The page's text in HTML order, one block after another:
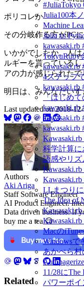
Julia100本
Machine
Julia vs
kawasaki.rb
TokyuRuby
4ステップ
「はじめ
科学計算に
語感やリ
LLまつり
The Idea of
Macの
Windowsで
あかぺら村
11/28にThe
パワーポ
ポリコレか
その分岐作る方がPC
いかがでしたか。人
ルギーを貰っている
アの力が感じられたで
明日は、みんなだいす
Last updated on2018-12-
Authors
Aki Ariga
Staff Software Engineer
AI Product Engineer.
Data driven business. If
buy me a tea 😉
Related